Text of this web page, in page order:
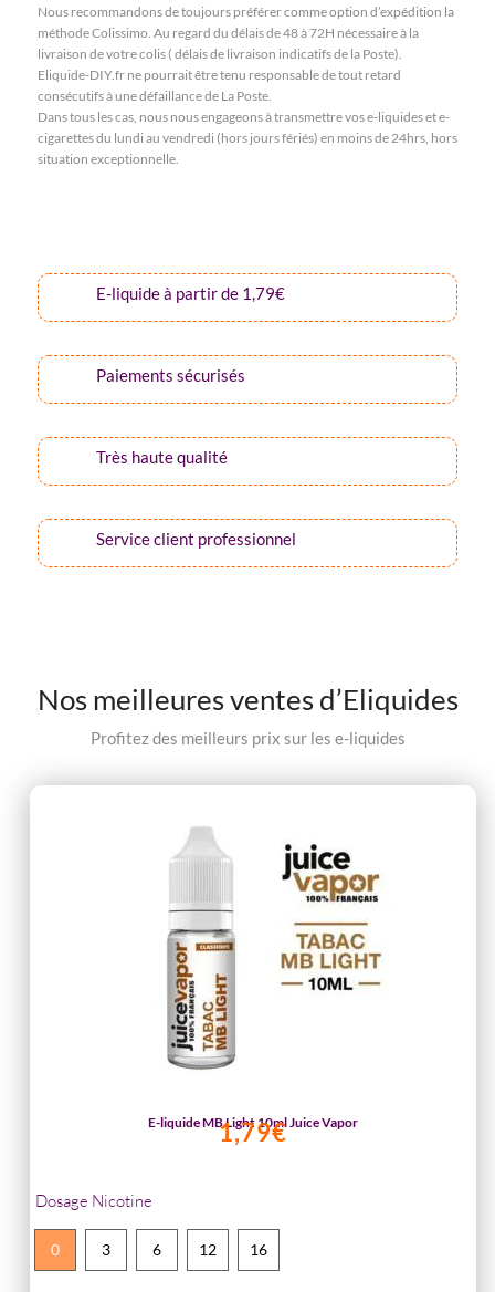
Nous recommandons de toujours préférer comme option d’expédition la
méthode Colissimo. Au regard du délais de 48 à 72H nécessaire à la
livraison de votre colis ( délais de livraison indicatifs de la Poste).
Eliquide-DIY.fr ne pourrait être tenu responsable de tout retard
consécutifs à une défaillance de La Poste.
Dans tous les cas, nous nous engageons à transmettre vos e-liquides et e-
cigarettes du lundi au vendredi (hors jours fériés) en moins de 24hrs, hors
situation exceptionnelle.
E-liquide à partir de 1,79€
Paiements sécurisés
Très haute qualité
Service client professionnel
Nos meilleures ventes d’Eliquides
Profitez des meilleurs prix sur les e-liquides
E-liquide MB Light 10ml Juice Vapor
1,79€
Dosage Nicotine
0 3 6 12 16